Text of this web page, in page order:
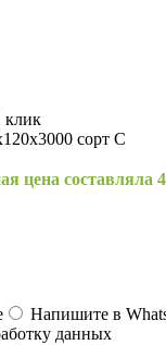
клик
сорт С
цена составляла
Напишите в
данных